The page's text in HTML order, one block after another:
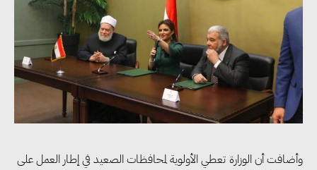
وأضافت أن الوزارة تعطي الأولوية لمحافظات الصعيد في إطار العمل على